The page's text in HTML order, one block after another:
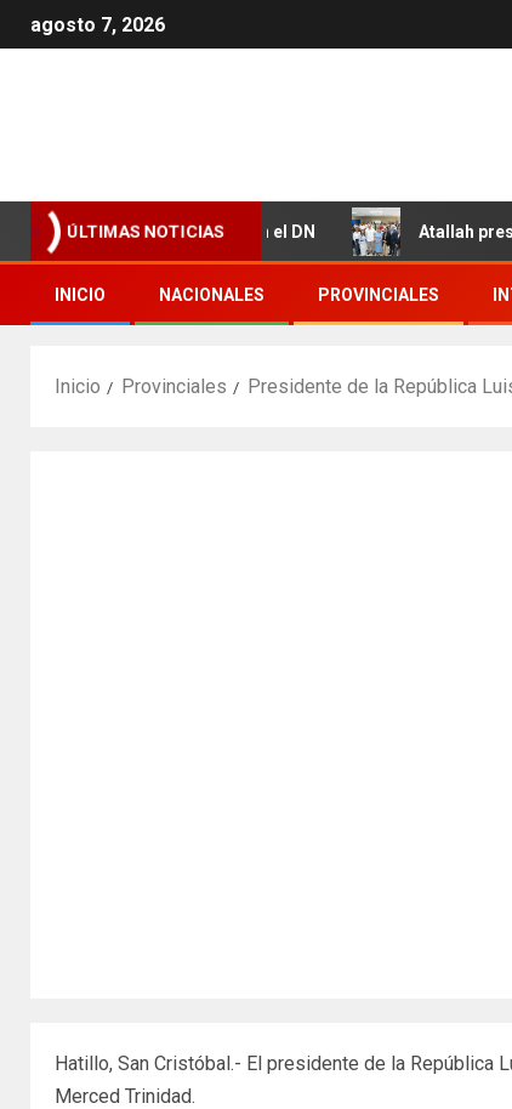
agosto 7, 2026
ÚLTIMAS NOTICIAS
y Los Girasoles en el DN Atallah presenta
INICIO NACIONALES PROVINCIALES
Inicio Provinciales Presidente de la República
Hatillo, San Cristóbal.- El presidente de la República
Merced Trinidad.